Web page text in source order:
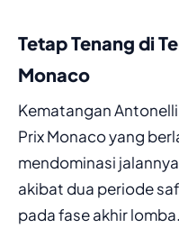
Tetap Tenang di
Monaco
Kematangan
Prix Monaco yang
mendominasi
akibat dua periode
pada fase akhir lomba.